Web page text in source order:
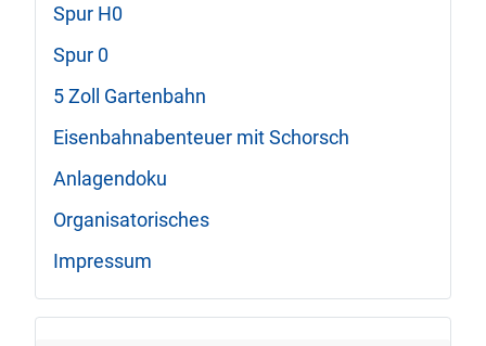
Spur H0
Spur 0
5 Zoll Gartenbahn
Eisenbahnabenteuer mit Schorsch
Anlagendoku
Organisatorisches
Impressum